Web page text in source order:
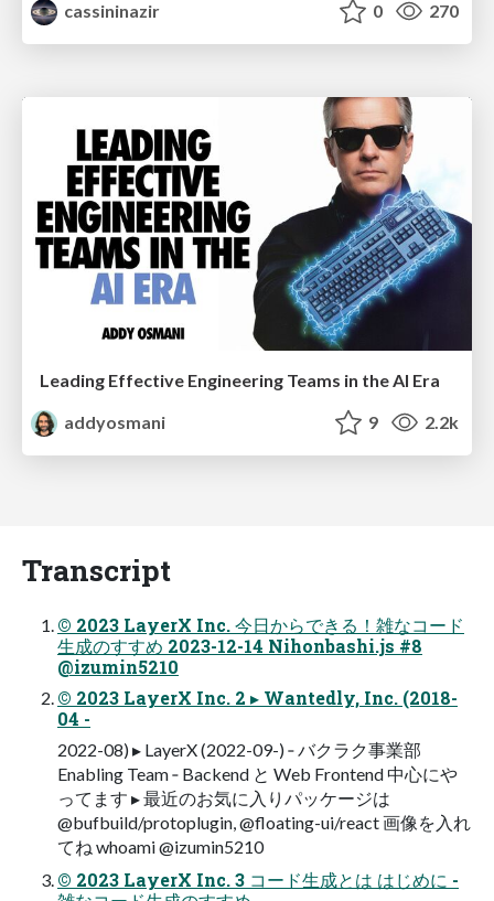
cassininazir
0 270
Leading Effective Engineering Teams in the AI Era
addyosmani
9 2.2k
Transcript
© 2023 LayerX Inc. 今日からできる！雑なコード
生成のすすめ 2023-12-14 Nihonbashi.js #8
@izumin5210
© 2023 LayerX Inc. 2 ▸ Wantedly, Inc. (2018-
04 -
2022-08) ▸ LayerX (2022-09-) ‐ バクラク事業部
Enabling Team ‐ Backend と Web Frontend 中心にや
ってます ▸ 最近のお気に入りパッケージは
@bufbuild/protoplugin, @floating-ui/react 画像を入れ
てね whoami @izumin5210
© 2023 LayerX Inc. 3 コード生成とは はじめに -